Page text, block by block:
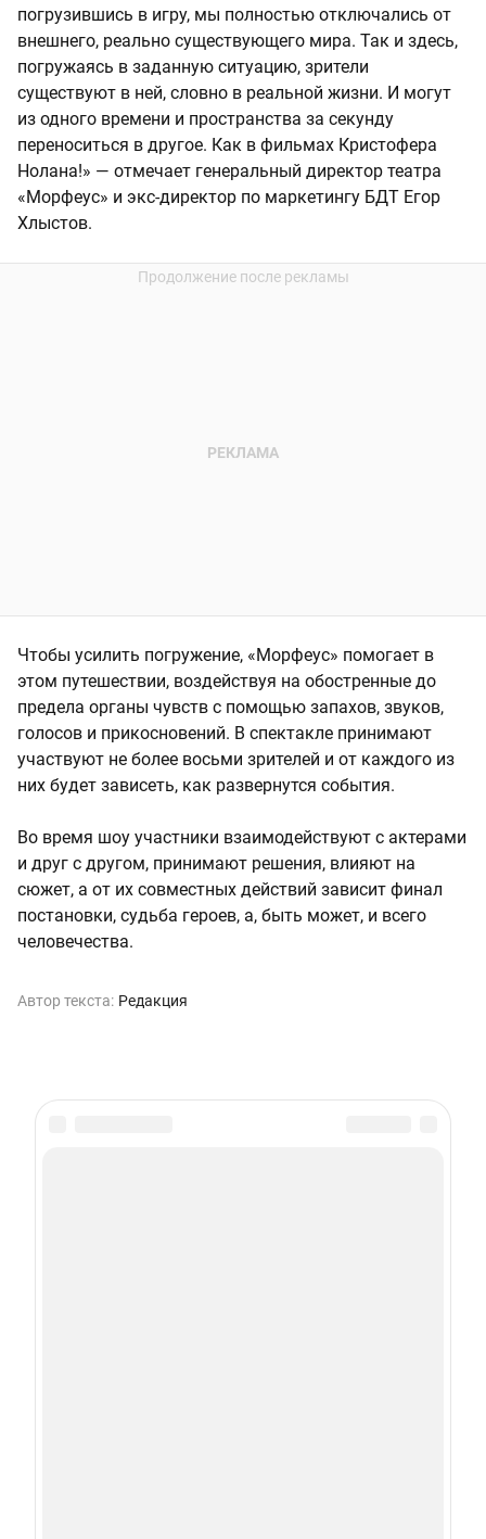
погрузившись в игру, мы полностью отключались от
внешнего, реально существующего мира. Так и здесь,
погружаясь в заданную ситуацию, зрители
существуют в ней, словно в реальной жизни. И могут
из одного времени и пространства за секунду
переноситься в другое. Как в фильмах Кристофера
Нолана!» — отмечает генеральный директор театра
«Морфеус» и экс-директор по маркетингу БДТ Егор
Хлыстов.
Чтобы усилить погружение, «Морфеус» помогает в
этом путешествии, воздействуя на обостренные до
предела органы чувств с помощью запахов, звуков,
голосов и прикосновений. В спектакле принимают
участвуют не более восьми зрителей и от каждого из
них будет зависеть, как развернутся события.
Во время шоу участники взаимодействуют с актерами
и друг с другом, принимают решения, влияют на
сюжет, а от их совместных действий зависит финал
постановки, судьба героев, а, быть может, и всего
человечества.
Автор текста: Редакция